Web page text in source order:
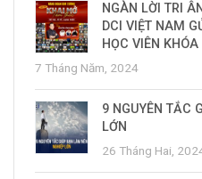
NGÀN LỜI TRI
DCI VIỆT NAM
HỌC VIÊN
7 Tháng Năm, 2024
9 NGUYÊN TẮC
LỚN
26 Tháng Hai,